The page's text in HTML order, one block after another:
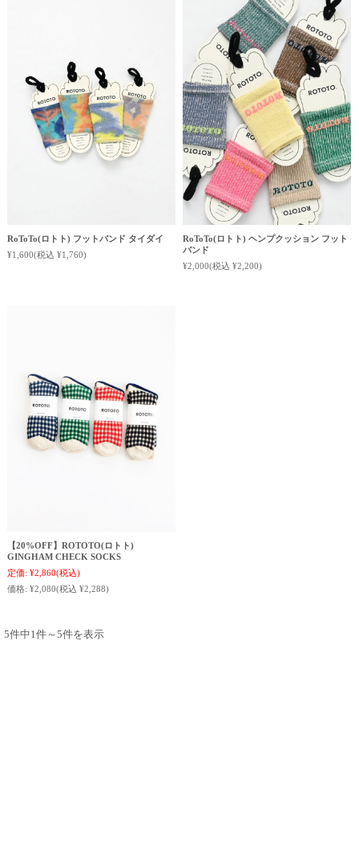
RoToTo(ロトト) フットバンド タイダイ
¥1,600(税込 ¥1,760)
RoToTo(ロトト) ヘンプクッション フット
バンド
¥2,000(税込 ¥2,200)
【20%OFF】ROTOTO(ロトト)
GINGHAM CHECK SOCKS
定価: ¥2,860(税込)
価格: ¥2,080(税込 ¥2,288)
5件中1件～5件を表示